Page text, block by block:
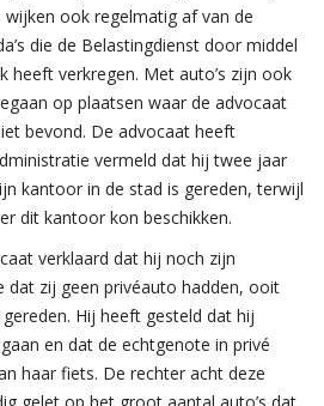
wijken ook regelmatig af van de
die de Belastingdienst door middel
heeft verkregen. Met auto’s zijn ook
op plaatsen waar de advocaat
bevond. De advocaat heeft
vermeld dat hij twee jaar
kantoor in de stad is gereden, terwijl
dit kantoor kon beschikken.
verklaard dat hij noch zijn
dat zij geen privéauto hadden, ooit
Hij heeft gesteld dat hij
en dat de echtgenote in privé
haar fiets. De rechter acht deze